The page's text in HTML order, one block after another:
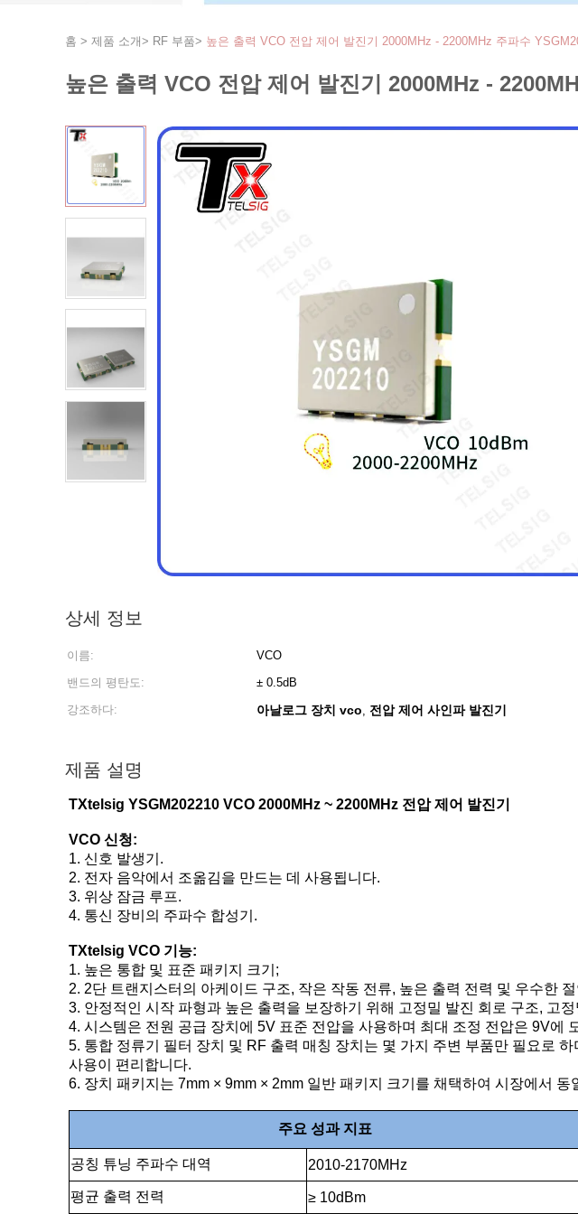
홈 > 제품 소개> RF 부품> 높은 출력 VCO 전압 제어 발진기 2000MHz - 2200MHz 주파수
높은 출력 VCO 전압 제어 발진기 2000MHz -
상세 정보
이름: VCO
밴드의 평탄도:
± 0.5dB
강조하다:
아날로그 장치 vco, 전압 제어 사인파 발진기
제품 설명
TXtelsig YSGM202210 VCO 2000MHz ~ 2200MHz 전압 제어 발진기
VCO 신청:
1. 신호 발생기.
2. 전자 음악에서 조옮김을 만드는 데 사용됩니다.
3. 위상 잠금 루프.
4. 통신 장비의 주파수 합성기.
TXtelsig VCO 기능:
1. 높은 통합 및 표준 패키지 크기;
2. 2단 트랜지스터의 아케이드 구조, 작은 작동 전류, 높은 출력 전력 및 우수한 절
3. 안정적인 시작 파형과 높은 출력을 보장하기 위해 고정밀 발진 회로 구조, 고
4. 시스템은 전원 공급 장치에 5V 표준 전압을 사용하며 최대 조정 전압은 9V에
5. 통합 정류기 필터 장치 및 RF 출력 매칭 장치는 몇 가지 주변 부품만 필요로
사용이 편리합니다.
6. 장치 패키지는 7mm × 9mm × 2mm 일반 패키지 크기를 채택하여 시장에서
주요 성과 지표
공칭 튜닝 주파수 대역 2010-2170MHz
평균 출력 전력 ≥ 10dBm